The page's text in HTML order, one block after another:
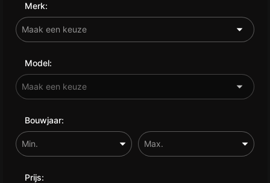
Merk:
Model:
Bouwjaar:
Prijs: